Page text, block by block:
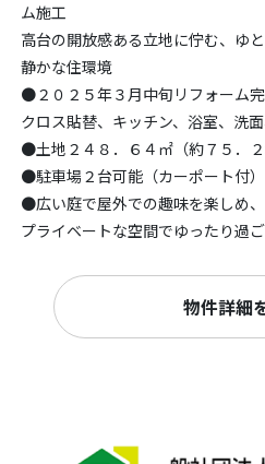
ム施工
高台の開放感ある立地に佇む、ゆ
静かな住環境
●２０２５年３月中旬リフォーム
クロス貼替、キッチン、浴室、洗
●土地２４８．６４㎡（約７５．２
●駐車場２台可能（カーポート付）
●広い庭で屋外での趣味を楽しめ
プライベートな空間でゆったり過
物件詳細